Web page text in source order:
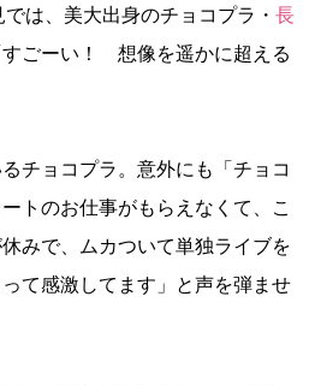
は、美大出身のチョコプラ・ 長
ごーい！ 想像を遥かに超える
チョコプラ。意外にも「チョコ
トのお仕事がもらえなくて、こ
みで、ムカついて単独ライブを
て感激してます」と声を弾ませ